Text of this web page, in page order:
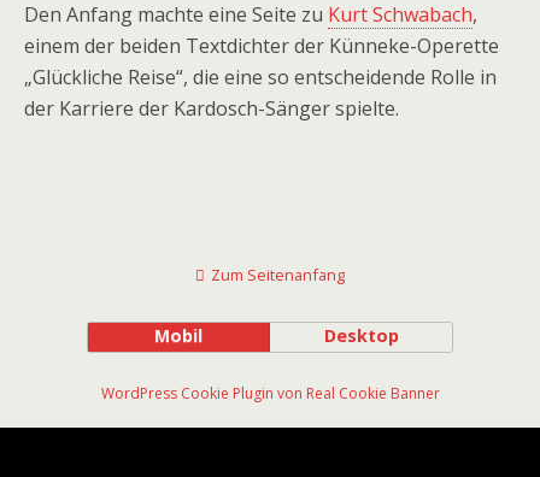
Den Anfang machte eine Seite zu Kurt Schwabach,
einem der beiden Textdichter der Künneke-Operette
„Glückliche Reise“, die eine so entscheidende Rolle in
der Karriere der Kardosch-Sänger spielte.
Zum Seitenanfang
Mobil Desktop
WordPress Cookie Plugin von Real Cookie Banner